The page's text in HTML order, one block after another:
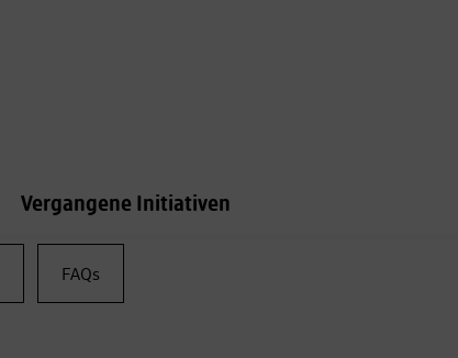
Vergangene Initiativen
FAQs